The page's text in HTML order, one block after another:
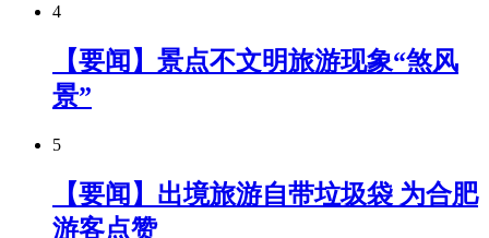
4
【要闻】景点不文明旅游现象“煞风
景”
5
【要闻】出境旅游自带垃圾袋 为合肥
游客点赞